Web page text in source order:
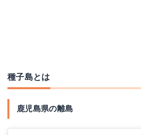
種子島とは
鹿児島県の離島